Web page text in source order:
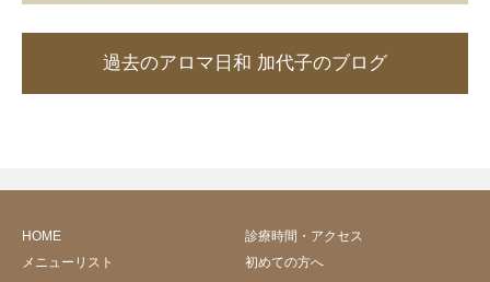
過去のアロマ日和 加代子のブログ
HOME
診療時間・アクセス
メニューリスト
初めての方へ